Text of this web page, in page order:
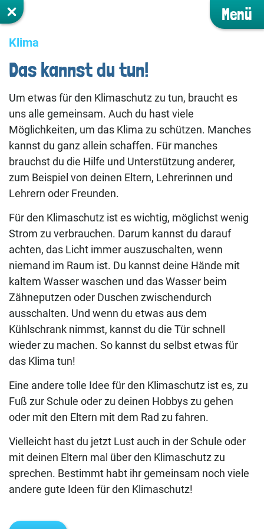
Menü
Klima
Das kannst du tun!
Um etwas für den Klimaschutz zu tun, braucht es
uns alle gemeinsam. Auch du hast viele
Möglichkeiten, um das Klima zu schützen. Manches
kannst du ganz allein schaffen. Für manches
brauchst du die Hilfe und Unterstützung anderer,
zum Beispiel von deinen Eltern, Lehrerinnen und
Lehrern oder Freunden.
Für den Klimaschutz ist es wichtig, möglichst wenig
Strom zu verbrauchen. Darum kannst du darauf
achten, das Licht immer auszuschalten, wenn
niemand im Raum ist. Du kannst deine Hände mit
kaltem Wasser waschen und das Wasser beim
Zähneputzen oder Duschen zwischendurch
ausschalten. Und wenn du etwas aus dem
Kühlschrank nimmst, kannst du die Tür schnell
wieder zu machen. So kannst du selbst etwas für
das Klima tun!
Eine andere tolle Idee für den Klimaschutz ist es, zu
Fuß zur Schule oder zu deinen Hobbys zu gehen
oder mit den Eltern mit dem Rad zu fahren.
Vielleicht hast du jetzt Lust auch in der Schule oder
mit deinen Eltern mal über den Klimaschutz zu
sprechen. Bestimmt habt ihr gemeinsam noch viele
andere gute Ideen für den Klimaschutz!